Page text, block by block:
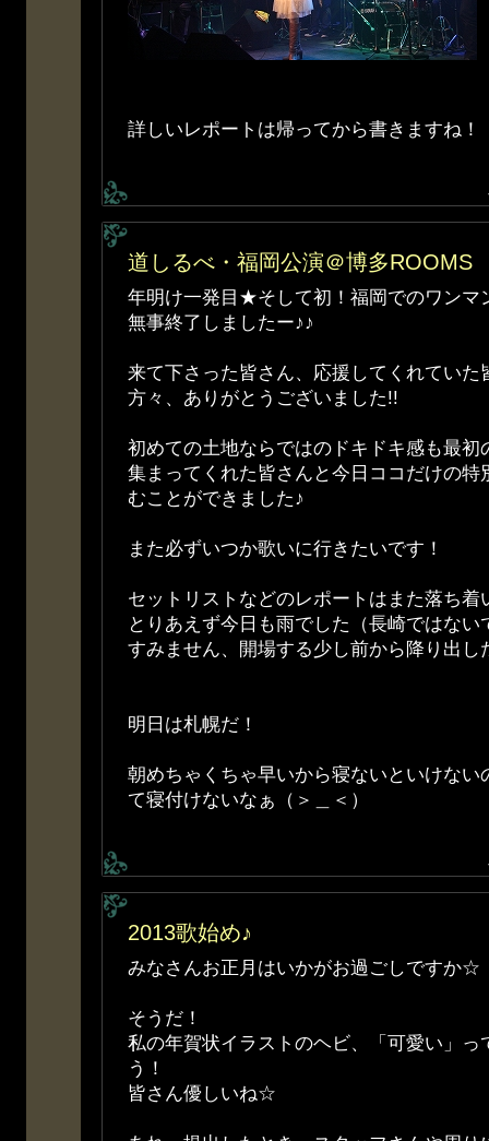
詳しいレポートは帰ってから書きますね！
道しるべ・福岡公演＠博多ROOMS
年明け一発目★そして初！福岡でのワンマ
無事終了しましたー♪♪
来て下さった皆さん、応援してくれていた
方々、ありがとうございました!!
初めての土地ならではのドキドキ感も最初
集まってくれた皆さんと今日ココだけの特
むことができました♪
また必ずいつか歌いに行きたいです！
セットリストなどのレポートはまた落ち
とりあえず今日も雨でした（長崎ではない
すみません、開場する少し前から降り出
明日は札幌だ！
朝めちゃくちゃ早いから寝ないといけない
て寝付けないなぁ（＞＿＜）
2013歌始め♪
みなさんお正月はいかがお過ごしですか☆
そうだ！
私の年賀状イラストのヘビ、「可愛い」っ
う！
皆さん優しいね☆